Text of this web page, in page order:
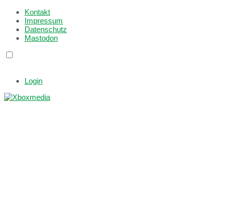
Kontakt
Impressum
Datenschutz
Mastodon
Login